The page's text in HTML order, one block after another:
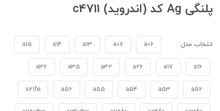
پلنگی Ag کد (اندروید) c4711
انتخاب مدل: a06
a07
a13
a14
a15
a16
a17
a26
a32
a35
a36
a52
a53
a54
a55
a56
s21fe